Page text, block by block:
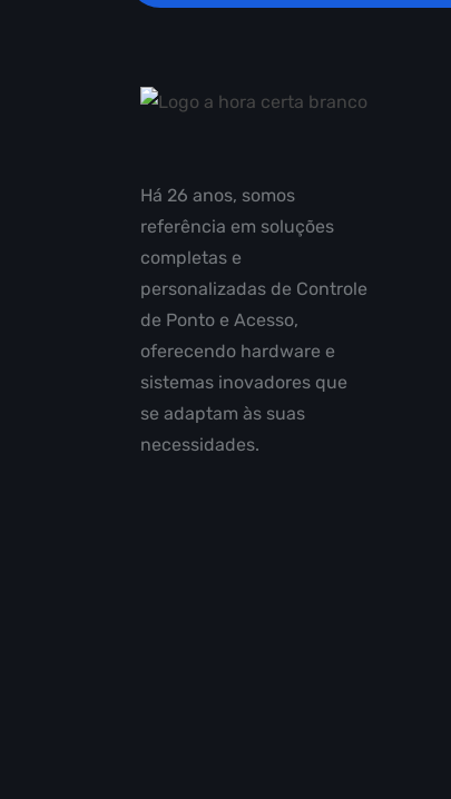
Há 26 anos, somos
referência em soluções
completas e
personalizadas de Controle
de Ponto e Acesso,
oferecendo hardware e
sistemas inovadores que
se adaptam às suas
necessidades.